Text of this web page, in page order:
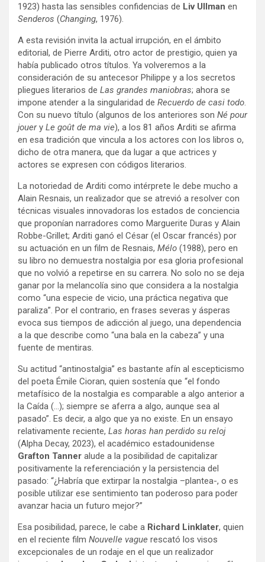
1923) hasta las sensibles confidencias de Liv Ullman en
Senderos (Changing, 1976).
A esta revisión invita la actual irrupción, en el ámbito
editorial, de Pierre Arditi, otro actor de prestigio, quien ya
había publicado otros títulos. Ya volveremos a la
consideración de su antecesor Philippe y a los secretos
pliegues literarios de Las grandes maniobras; ahora se
impone atender a la singularidad de Recuerdo de casi todo
Con su nuevo título (algunos de los anteriores son Né pour
jouery Le goût de ma vie), a los 81 años Arditi se afirma
en esa tradición que vincula a los actores con los libros o,
dicho de otra manera, que da lugar a que actrices y
actores se expresen con códigos literarios.
La notoriedad de Arditi como intérprete le debe mucho a
Alain Resnais, un realizador que se atrevió a resolver con
técnicas visuales innovadoras los estados de conciencia
que proponían narradores como Marguerite Duras y Alain
Robbe-Grillet; Arditi ganó el César (el Oscar francés) por
su actuación en un film de Resnais, Mélo (1988), pero en
su libro no demuestra nostalgia por esa gloria profesional
que no volvió a repetirse en su carrera. No solo no se deja
ganar por la melancolía sino que considera a la nostalgia
como “una especie de vicio, una práctica negativa que
paraliza”. Por el contrario, en frases severas y ásperas
evoca sus tiempos de adicción al juego, una dependencia
a la que describe como “una bala en la cabeza” y una
fuente de mentiras.
Su actitud “antinostalgia” es bastante afín al escepticismo
del poeta Émile Cioran, quien sostenía que “el fondo
metafísico de la nostalgia es comparable a algo anterior a
la Caída (…); siempre se aferra a algo, aunque sea al
pasado”. Es decir, a algo que ya no existe. En un ensayo
relativamente reciente, Las horas han perdido su reloj
(Alpha Decay, 2023), el académico estadounidense
Grafton Tanner alude a la posibilidad de capitalizar
positivamente la referenciación y la persistencia del
pasado: “¿Habría que extirpar la nostalgia –plantea-, o es
posible utilizar ese sentimiento tan poderoso para poder
avanzar hacia un futuro mejor?”
Esa posibilidad, parece, le cabe a Richard Linklater, quien
en el reciente film Nouvelle vague rescató los visos
excepcionales de un rodaje en el que un realizador